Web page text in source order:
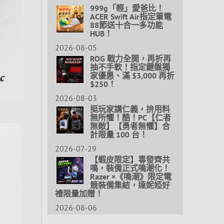
999g「輕」愛爸比！
ACER Swift Air指定筆電
88節送十合一多功能
HUB！
2026-08-05
ROG 戰力全開，再折再
抽不手軟！指定鍵盤獨
家優惠、滿 $3,000 再折
$250！
2026-08-03
挺玩家講仁義，拚用料
無所懼！酷！PC【仁者
無敵】【勇者無懼】合
計限量 100 台！
2026-07-29
【蝦皮限定】毒發齊共
鳴，裝備正式鳴潮化！
Razer ×《鳴潮》限定電
競裝備集結，達妮婭好
禮限量加贈！
2026-08-06